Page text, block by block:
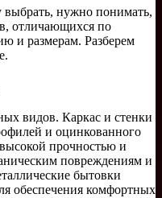
выбрать, нужно понимать,
отличающихся по
и размерам. Разберем
видов. Каркас и стенки
и оцинкованного
прочностью и
повреждениям и
бытовки
обеспечения комфортных